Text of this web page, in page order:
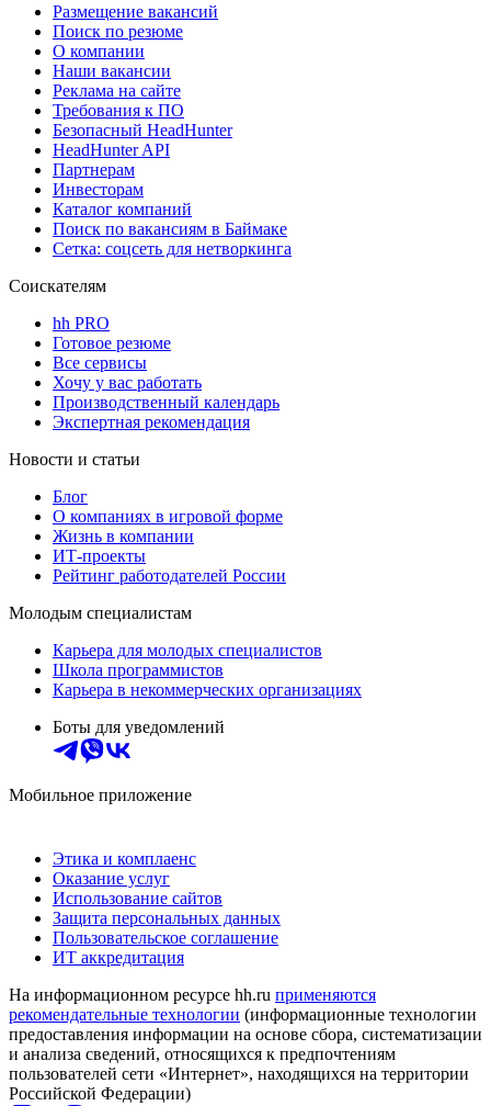
Размещение вакансий
Поиск по резюме
О компании
Наши вакансии
Реклама на сайте
Требования к ПО
Безопасный HeadHunter
HeadHunter API
Партнерам
Инвесторам
Каталог компаний
Поиск по вакансиям в Баймаке
Сетка: соцсеть для нетворкинга
Соискателям
hh PRO
Готовое резюме
Все сервисы
Хочу у вас работать
Производственный календарь
Экспертная рекомендация
Новости и статьи
Блог
О компаниях в игровой форме
Жизнь в компании
ИТ-проекты
Рейтинг работодателей России
Молодым специалистам
Карьера для молодых специалистов
Школа программистов
Карьера в некоммерческих организациях
Боты для уведомлений
Мобильное приложение
Этика и комплаенс
Оказание услуг
Использование сайтов
Защита персональных данных
Пользовательское соглашение
ИТ аккредитация
На информационном ресурсе hh.ru применяются
рекомендательные технологии (информационные технологии
предоставления информации на основе сбора, систематизации
и анализа сведений, относящихся к предпочтениям
пользователей сети «Интернет», находящихся на территории
Российской Федерации)